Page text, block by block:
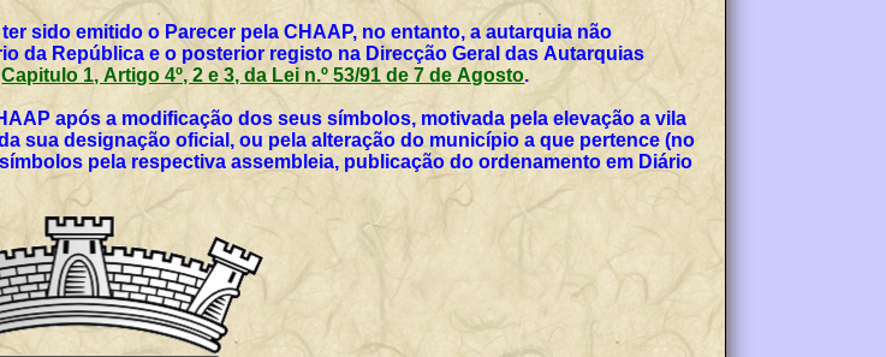
sido emitido o Parecer pela CHAAP, no entanto, a autarquia não
da República e o posterior registo na Direcção Geral das Autarquias
Capitulo 1, Artigo 4º, 2 e 3, da Lei n.º 53/91 de 7 de Agosto.
após a modificação dos seus símbolos, motivada pela elevação a vila
sua designação oficial, ou pela alteração do município a que pertence (no
pela respectiva assembleia, publicação do ordenamento em Diário